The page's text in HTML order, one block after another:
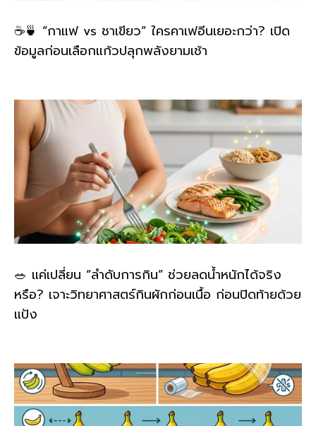
☕🍵 “กาแฟ vs ชาเขียว” ใครคาเฟอีนเยอะกว่า? เปิด
ข้อมูลก่อนเลือกแก้วปลุกพลังยามเช้า
🥗 แค่เปลี่ยน “ลำดับการกิน” ช่วยลดน้ำหนักได้จริง
หรือ? เจาะวิทยาศาสตร์กินผักก่อนเนื้อ ก่อนปิดท้ายด้วย
แป้ง